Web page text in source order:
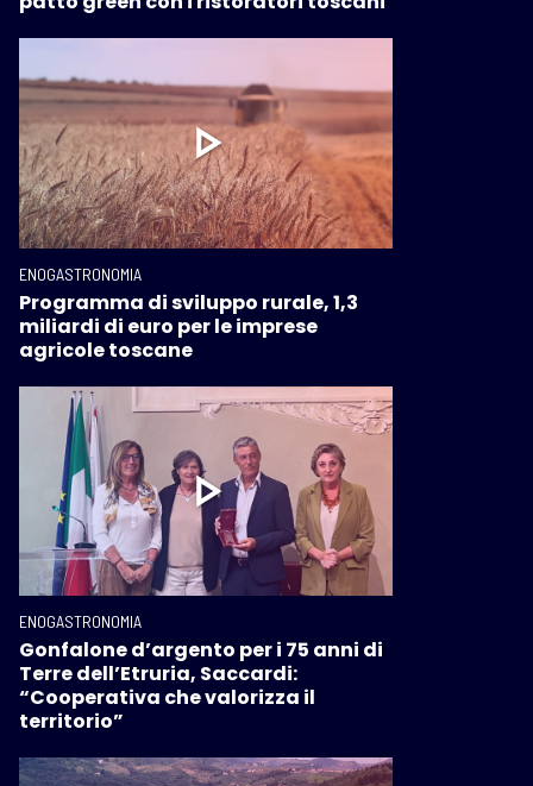
ENOGASTRONOMIA
Programma di sviluppo rurale, 1,3
miliardi di euro per le imprese
agricole toscane
ENOGASTRONOMIA
Gonfalone d’argento per i 75 anni di
Terre dell’Etruria, Saccardi:
“Cooperativa che valorizza il
territorio”